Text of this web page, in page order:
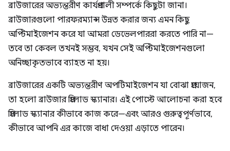
ব্রাউজারের অভ্যন্তরীণ কার্যপ্রণালী সম্পর্কে কিছুটা জানা।
ব্রাউজারগুলো পারফরম্যান্স উন্নত করার জন্য এমন কিছু
অপ্টিমাইজেশন করে যা আমরা ডেভেলপাররা করতে পারি না—
তবে তা কেবল তখনই সম্ভব, যখন সেই অপ্টিমাইজেশনগুলো
অনিচ্ছাকৃতভাবে ব্যাহত না হয়।
ব্রাউজারের একটি অভ্যন্তরীণ অপটিমাইজেশন যা বোঝা প্রয়োজন,
তা হলো ব্রাউজার প্রিলোড স্ক্যানার। এই পোস্টে আলোচনা করা হবে
প্রিলোড স্ক্যানার কীভাবে কাজ করে—এবং আরও গুরুত্বপূর্ণভাবে,
কীভাবে আপনি এর কাজে বাধা দেওয়া এড়াতে পারেন।